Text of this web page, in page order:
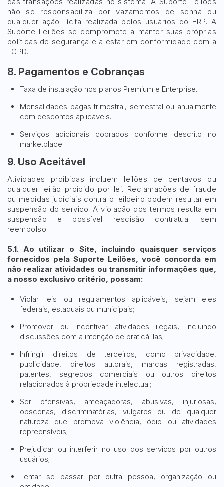
não se responsabiliza por vazamentos de senha ou
qualquer ação ilícita realizada pelos usuários do ERP. A
Suporte Leilões se compromete a manter suas próprias
políticas de segurança e a estar em conformidade com a
LGPD.
8. Pagamentos e Cobranças
Taxa de instalação nos planos Premium e Enterprise.
Mensalidades pagas trimestral, semestral ou anualmente
com descontos aplicáveis.
Serviços adicionais cobrados conforme descrito no
marketplace.
9. Uso Aceitável
Atividades proibidas incluem leilões de centavos ou
qualquer leilão proibido por lei. Reclamações de fraude
ou medidas judiciais contra o leiloeiro podem resultar em
suspensão do serviço. A violação dos termos resulta em
suspensão e possível rescisão contratual sem
reembolso.
5.1. Ao utilizar o Site, incluindo quaisquer serviços
fornecidos pela Suporte Leilões, você concorda em
não realizar atividades ou transmitir informações que,
a nosso exclusivo critério, possam:
Violar leis ou regulamentos aplicáveis, sejam eles
federais, estaduais ou municipais;
Promover ou incentivar atividades ilegais, incluindo
discussões com a intenção de praticá-las;
Infringir direitos de terceiros, como privacidade,
publicidade, direitos autorais, marcas registradas,
patentes, segredos comerciais ou outros direitos
relacionados à propriedade intelectual;
Ser ofensivas, ameaçadoras, abusivas, injuriosas,
obscenas, discriminatórias, vulgares ou de qualquer
natureza que promova violência, ódio ou atividades
repreensíveis;
Prejudicar ou interferir no uso dos serviços por outros
usuários;
Tentar se passar por outra pessoa, organização ou